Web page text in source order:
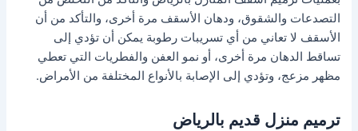
التصدعات والشقوق، ودهان الأسقف مرة أخرى، والتأكد من أن
الأسقف لا تعاني من أي تسريبات رطوبة يمكن أن تؤدي إلى
تساقط الدهان مرة أخرى، أو نمو العفن والفطريات التي تعطي
مظهر مزعج، وتؤدي إلى الإصابة بالأنواع المختلفة من الأمراض.
ترميم منزل قديم بالرياض